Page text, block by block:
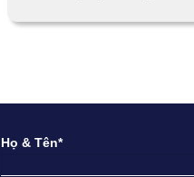
Họ & Tên*